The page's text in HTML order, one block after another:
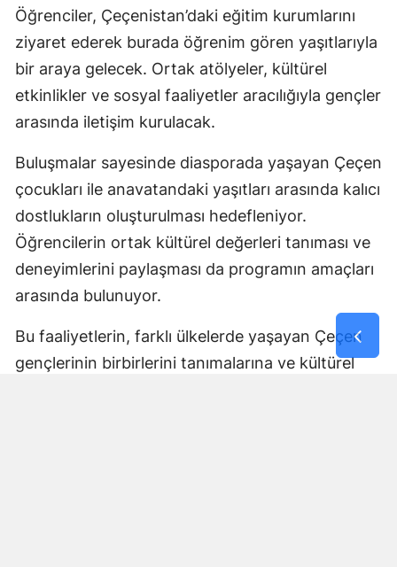
Öğrenciler, Çeçenistan’daki eğitim kurumlarını
ziyaret ederek burada öğrenim gören yaşıtlarıyla
bir araya gelecek. Ortak atölyeler, kültürel
etkinlikler ve sosyal faaliyetler aracılığıyla gençler
arasında iletişim kurulacak.
Buluşmalar sayesinde diasporada yaşayan Çeçen
çocukları ile anavatandaki yaşıtları arasında kalıcı
dostlukların oluşturulması hedefleniyor.
Öğrencilerin ortak kültürel değerleri tanıması ve
deneyimlerini paylaşması da programın amaçları
arasında bulunuyor.
Bu faaliyetlerin, farklı ülkelerde yaşayan Çeçen
gençlerinin birbirlerini tanımalarına ve kültürel